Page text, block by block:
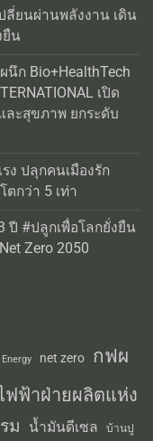
ลี่ยนผ่านพลังงาน เดิน
ยืน
นึก Bio+HealthTech
เปิด
ละสุขภาพ ยกระดับ
ง ปลุกคนเมืองรัก
กว่า 5 เท่า
#ปลูกเพื่อโลกยั่งยืน
Zero 2050
net zero กฟผ
ฟฟ้าฝ่ายผลิตแห่ง
ม น้ำมันดีเซล บ้านปู